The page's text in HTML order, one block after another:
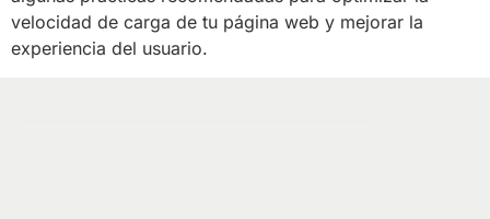
velocidad de carga de tu página web y mejorar la
experiencia del usuario.